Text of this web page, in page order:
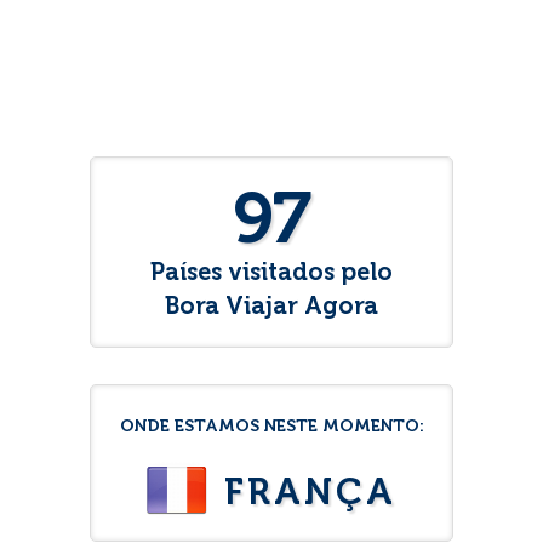
97
Países visitados pelo
Bora Viajar Agora
ONDE ESTAMOS NESTE MOMENTO:
FRANÇA